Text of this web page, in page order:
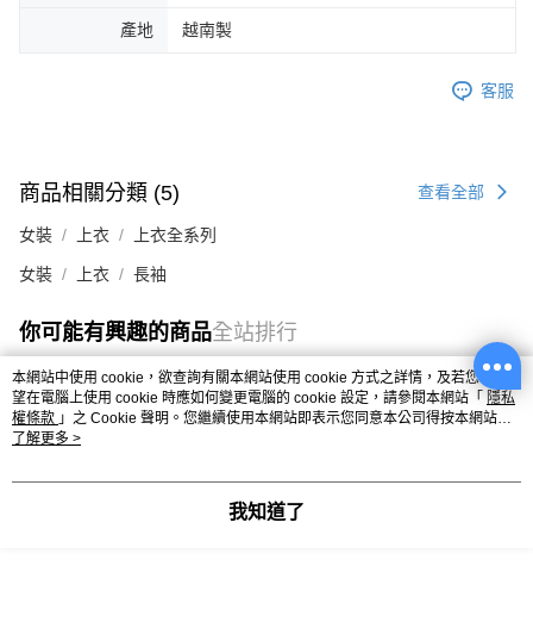
產地 越南製
客服
商品相關分類 (5) 查看全部
女裝 上衣 上衣全系列
女裝 上衣 長袖
你可能有興趣的商品全站排行
熱門標籤
本網站中使用 cookie，欲查詢有關本網站使用 cookie 方式之詳情，及若您不希
望在電腦上使用 cookie 時應如何變更電腦的 cookie 設定，請參閱本網站「 隱私
權條款 」之 Cookie 聲明。您繼續使用本網站即表示您同意本公司得按本網站使
用條款之 Cookie 聲明使用 cookie。
了解更多 >
我知道了